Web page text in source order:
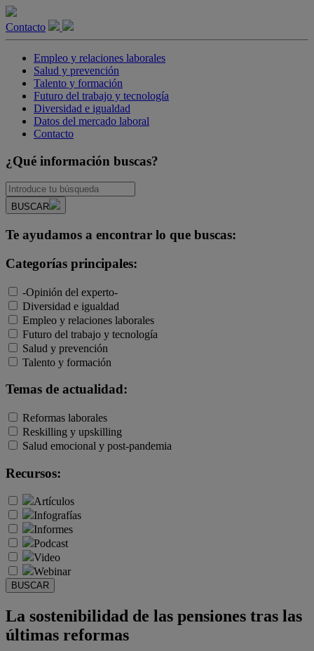
Contacto
Empleo y relaciones laborales
Salud y prevención
Talento y formación
Futuro del trabajo y tecnología
Diversidad e igualdad
Datos del mercado laboral
Contacto
¿Qué información buscas?
BUSCAR
Te ayudamos a encontrar lo que buscas:
Categorías principales:
-Opinión del experto-
Diversidad e igualdad
Empleo y relaciones laborales
Futuro del trabajo y tecnología
Salud y prevención
Talento y formación
Temas de actualidad:
Reformas laborales
Reskilling y upskilling
Salud emocional y post-pandemia
Recursos:
Artículos
Infografías
Informes
Podcast
Video
Webinar
BUSCAR
La sostenibilidad de las pensiones tras las
últimas reformas